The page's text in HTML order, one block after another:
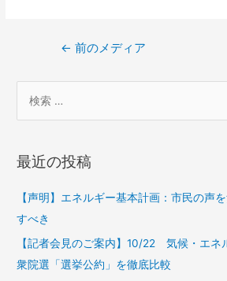
← 前のメディア
最近の投稿
【声明】エネルギー基本計画：市民の声
すべき
【記者会見のご案内】10/22 気候・エネ
衆院選「選挙公約」を徹底比較